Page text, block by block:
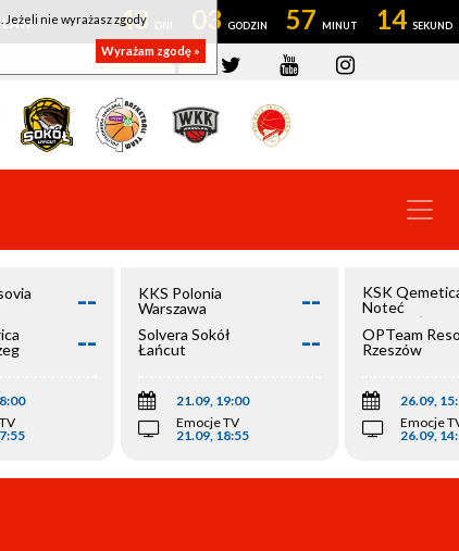
43 03 57 14
--
--
KKS Polonia
Warszawa
--
Solvera Sokół
Łańcut
--
21.09, 19:00
Emocje TV
21.09, 18:55
KSK
Noteć
Inowrocław
OPTeam
Rzeszów
26.09,
Emocje
26.09,
Jeżeli nie wyrażasz zgody
Wyrażam zgodę »